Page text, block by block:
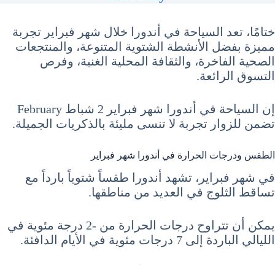
ختامًا، تعد السياحة في أندورا خلال شهر فبراير تجربة
مميزة بفضل الأنشطة الشتوية المتنوعة، والمنتجعات
الصحية الفاخرة، والثقافة المحلية الغنية، وفرص
التسوق الرائعة.
إن السياحة في أندورا شهر فبراير 2 شباط February
تضمن للزوار تجربة لا تنسى مليئة بالذكريات الجميلة.
الطقس ودرجات الحرارة في أندورا شهر فبراير
في شهر فبراير، تشهد أندورا طقساً شتوياً بارداً مع
تساقط الثلوج في العديد من مناطقها.
يمكن أن تتراوح درجات الحرارة من -2 درجة مئوية في
الليالي الباردة إلى 7 درجات مئوية في الأيام الدافئة.